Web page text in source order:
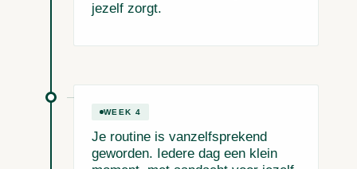
jezelf zorgt.
WEEK 4
Je routine is vanzelfsprekend
geworden. Iedere dag een klein